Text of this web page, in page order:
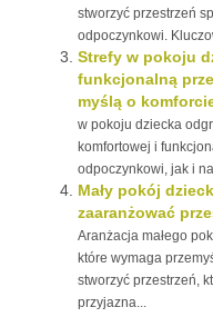
stworzyć przestrzeń
odpoczynkowi.
Strefy w pokoju
funkcjonalną
myślą o
w pokoju dziecka
komfortowej i
odpoczynkowi, jak i
Mały pokój
zaaranżować
Aranżacja małego
które wymaga
stworzyć przestrzeń,
przyjazna...